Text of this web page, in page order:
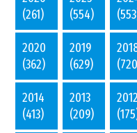
УДРУЖЕЊА И НВО
ЛОКАЛНА
СКУПШТИНА
ПРЕДСЕДНИК
ОПШТИНСКО
(261)
(554)
2020
(362)
2019
(629)
2014
(413)
2013
(209)
2012